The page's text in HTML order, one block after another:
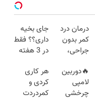
درمان درد
کمر بدون
جراحی،
پرسش‌نامه
رو پر کن ▶
جای بخیه
داری؟؟ فقط
در 3 هفته
کن!😍
🔥دوربین
لامپی
چرخشی
هر کاری
کردی و
کمردردت